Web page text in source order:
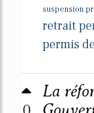
suspension
retrait
permis
La